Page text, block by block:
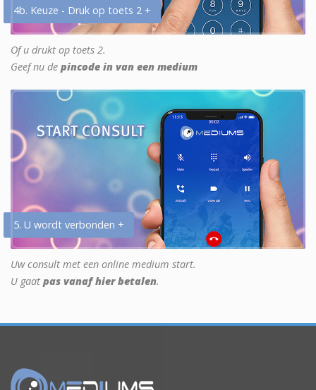
4b. Keuze - Druk op toets 2 +
Of u drukt op toets 2.
Geef nu de pincode in van een medium
5. U wordt verbonden +
Uw consult met een online medium start.
U gaat pas vanaf hier betalen.